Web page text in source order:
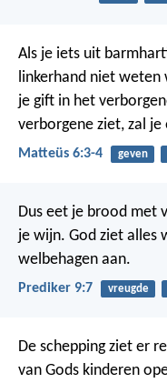
Als je iets uit
linkerhand niet
je gift in het
verborgene ziet, zal
Matteüs 6:3-4 geven
Dus eet je brood met
je wijn. God ziet alles
welbehagen aan.
Prediker 9:7 vreugde
De schepping ziet er
van Gods kinderen